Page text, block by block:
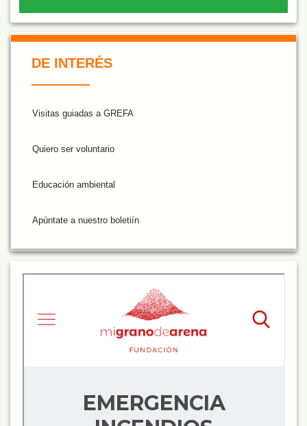
DE INTERÉS
Visitas guiadas a GREFA
Quiero ser voluntario
Educación ambiental
Apúntate a nuestro boletiín